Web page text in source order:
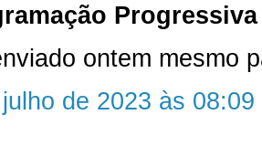
ontem mesmo
de 2023 às 08:09